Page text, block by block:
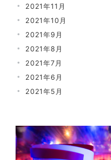
2021年11月
2021年10月
2021年9月
2021年8月
2021年7月
2021年6月
2021年5月